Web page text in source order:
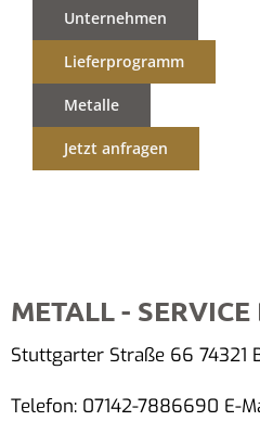
Unternehmen
Lieferprogramm
Metalle
Jetzt anfragen
METALL -
Stuttgarter Straße 66 74321
Telefon: 07142-7886690 E-